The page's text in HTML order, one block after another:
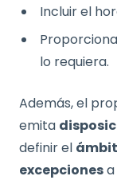
Incluir el
lo requiera.
Además, el
emita
definir el
excepciones